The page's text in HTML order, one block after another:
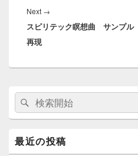
シ
ョ
ン
Next →
post:
スピリテック瞑想曲 サンプ
再現
メ
ン
サ
ド
検
索
対
象:
検
索
最近の投稿